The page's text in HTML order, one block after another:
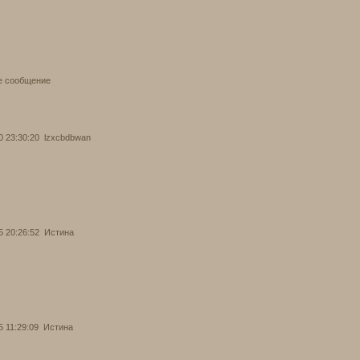
сообщение
23:30:20 lzxcbdbwan
20:26:52 Истина
11:29:09 Истина